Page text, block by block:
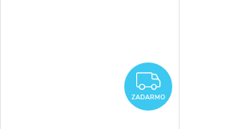
ZADARMO
ZADARMO